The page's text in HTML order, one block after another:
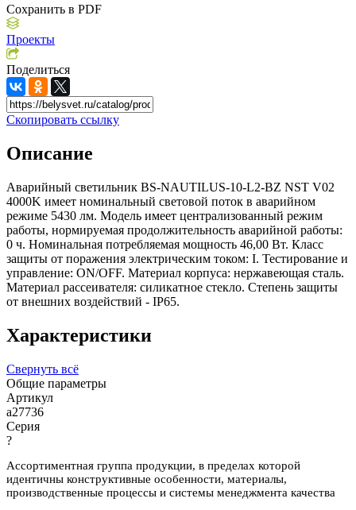
Сохранить в PDF
Проекты
Поделиться
Скопировать ссылку
Описание
Аварийный светильник BS-NAUTILUS-10-L2-BZ NST V02
4000K имеет номинальный световой поток в аварийном
режиме 5430 лм. Модель имеет централизованный режим
работы, нормируемая продолжительность аварийной работы:
0 ч. Номинальная потребляемая мощность 46,00 Вт. Класс
защиты от поражения электрическим током: I. Тестирование и
управление: ON/OFF. Материал корпуса: нержавеющая сталь.
Материал рассеивателя: силикатное стекло. Степень защиты
от внешних воздействий - IP65.
Характеристики
Свернуть всё
Общие параметры
Артикул
a27736
Серия
?
Ассортиментная группа продукции, в пределах которой
идентичны конструктивные особенности, материалы,
производственные процессы и системы менеджмента качества